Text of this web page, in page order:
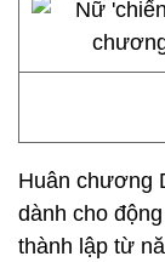
Huân chương
dành cho
thành lập từ